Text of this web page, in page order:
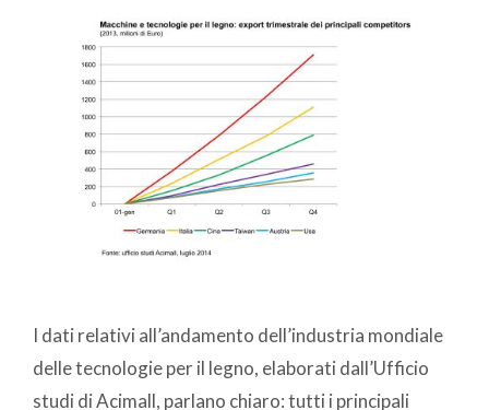
I dati relativi all’andamento dell’industria mondiale
delle tecnologie per il legno, elaborati dall’Ufficio
studi di Acimall, parlano chiaro: tutti i principali